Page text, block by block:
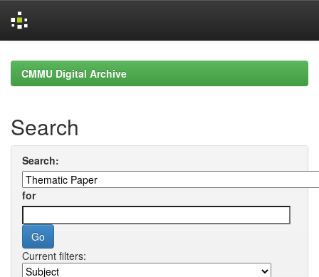
navigationCMMU Digital Archive
Search
Search:
for
Current filters: